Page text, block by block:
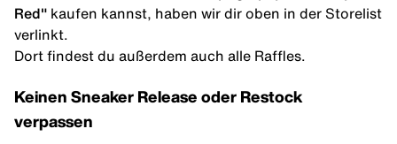
Red" kaufen kannst, haben wir dir oben in der Storelist
verlinkt.
Dort findest du außerdem auch alle Raffles.
Keinen Sneaker Release oder Restock
verpassen